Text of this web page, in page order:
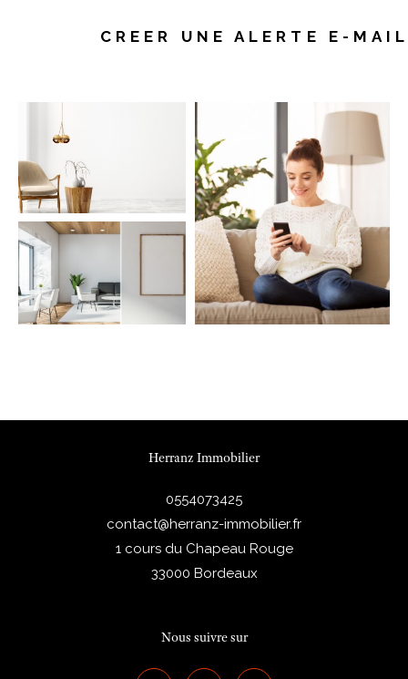
CREER UNE ALERTE E-
Herranz Immobilier
0554073425
contact@herranz-immobilier.fr
1 cours du Chapeau Rouge
33000
Bordeaux
Nous suivre sur